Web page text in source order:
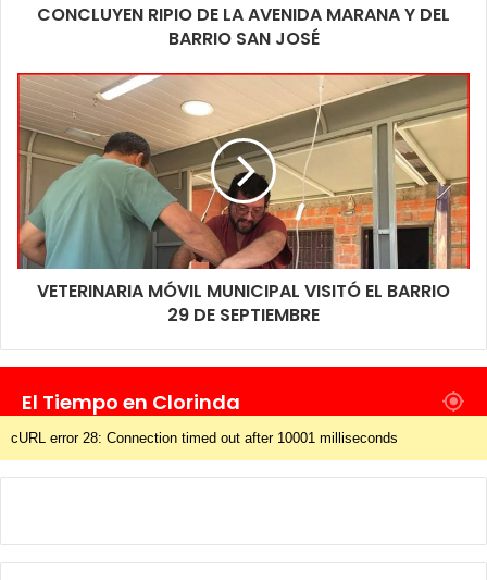
CONCLUYEN RIPIO DE LA AVENIDA MARANA Y DEL
BARRIO SAN JOSÉ
VETERINARIA MÓVIL MUNICIPAL VISITÓ EL BARRIO
29 DE SEPTIEMBRE
El Tiempo en Clorinda
cURL error 28: Connection timed out after 10001 milliseconds